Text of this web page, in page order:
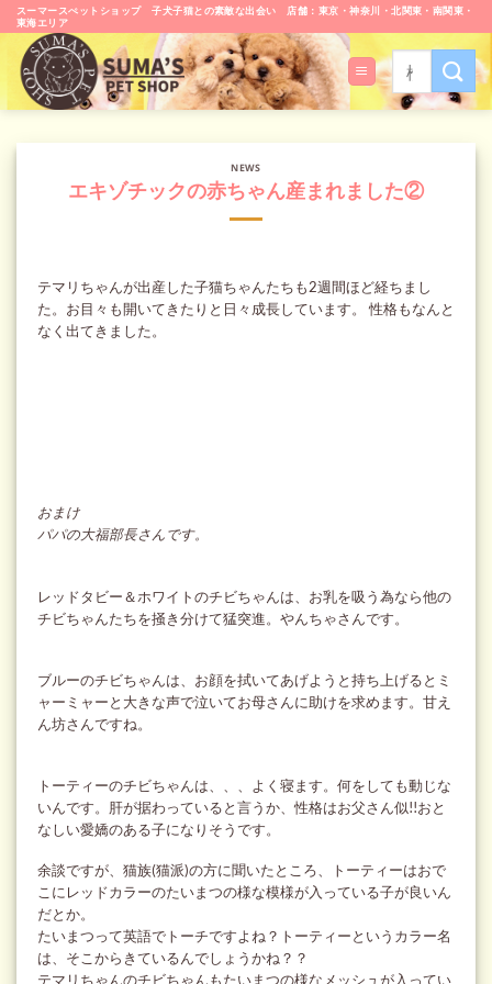
Skip
to
content
スーマースぺットショップ 子犬子猫との素敵な出会い 店舗：東京・神奈川・北関東・南関東・
東海エリア
検
索
対
象:
NEWS
エキゾチックの赤ちゃん産まれました②
テマリちゃんが出産した子猫ちゃんたちも2週間ほど経ちまし
た。お目々も開いてきたりと日々成長しています。 性格もなんと
なく出てきました。
おまけ
パパの大福部長さんです。
レッドタビー＆ホワイトのチビちゃんは、お乳を吸う為なら他の
チビちゃんたちを掻き分けて猛突進。やんちゃさんです。
ブルーのチビちゃんは、お顔を拭いてあげようと持ち上げるとミ
ャーミャーと大きな声で泣いてお母さんに助けを求めます。甘え
ん坊さんですね。
トーティーのチビちゃんは、、、よく寝ます。何をしても動じな
いんです。肝が据わっていると言うか、性格はお父さん似!!おと
なしい愛嬌のある子になりそうです。
余談ですが、猫族(猫派)の方に聞いたところ、トーティーはおで
こにレッドカラーのたいまつの様な模様が入っている子が良いん
だとか。
たいまつって英語でトーチですよね？トーティーというカラー名
は、そこからきているんでしょうかね？？
テマリちゃんのチビちゃんもたいまつの様なメッシュが入ってい